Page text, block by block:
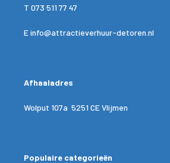
T 073 511 77 47
Einfo@attractieverhuur-detoren.nl
Afhaaladres
Wolput 107a 5251 CE Vlijmen
Populaire categorieën